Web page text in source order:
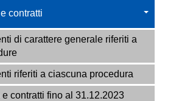
contratti
di carattere generale riferiti a
riferiti a ciascuna procedura
contratti fino al 31.12.2023